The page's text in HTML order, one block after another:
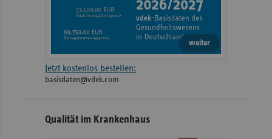
weiter
Jetzt kostenlos bestellen:
basisdaten@vdek.com
Qualität im Krankenhaus